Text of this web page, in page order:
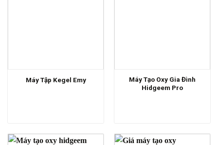
Máy Tập Kegel Emy
Máy Tạo Oxy Gia Đình
Hidgeem Pro